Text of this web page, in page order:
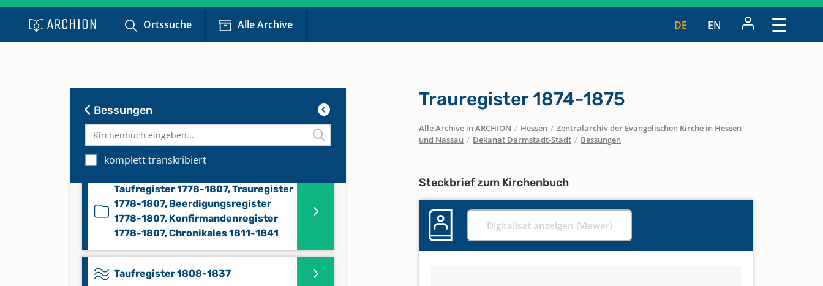
Ortssuche Alle Archive DE EN
Bessungen
komplett transkribiert
1696-1716, Beerdigungsregister
1696-1716, Konfirmandenregister
1696-1715, Kommunikantenregister
Taufregister 1717-1777, Trauregister
1777, Konfirmandenregister 1717-
1777, Kommunikantenregister 1717-
1730
Taufregister 1778-1807, Trauregister
1778-1807, Beerdigungsregister
1778-1807, Konfirmandenregister
1778-1807, Chronikales 1811-1841
Taufregister 1808-1837
Trauregister 1874-1875
Alle Archive in ARCHION / Hessen / Zentralarchiv der Evangelischen Kirche in Hessen
und Nassau / Dekanat Darmstadt-Stadt / Bessungen
Steckbrief zum Kirchenbuch
Digitalisat anzeigen (Viewer)